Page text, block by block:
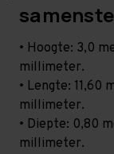
• Hoogte: 3,0
millimeter.
• Lengte: 11,60
millimeter.
• Diepte: 0,80
millimeter.